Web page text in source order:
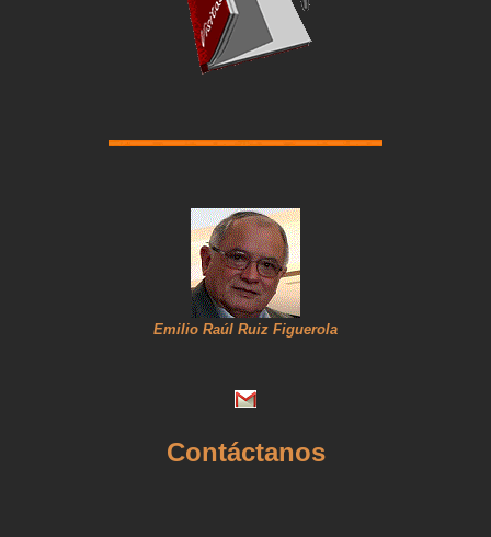
Emilio Raúl Ruiz Figuerola
Contáctanos